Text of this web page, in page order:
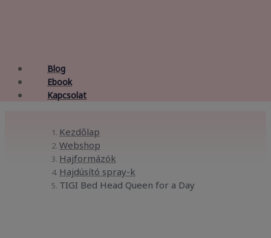
Blog
Ebook
Kapcsolat
Kezdőlap
Webshop
Hajformázók
Hajdúsító spray-k
TIGI Bed Head Queen for a Day